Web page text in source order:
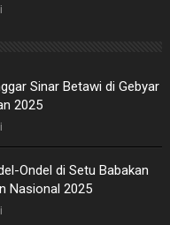
Sinar Betawi di Gebyar
2025
Ondel di Setu Babakan
Nasional 2025